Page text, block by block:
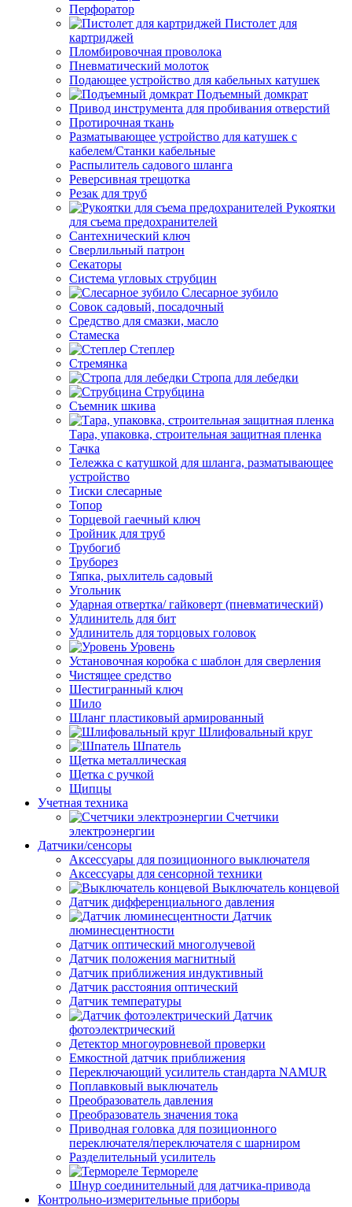
Перфоратор
Пистолет для
картриджей
Пломбировочная проволока
Пневматический молоток
Подающее устройство для кабельных катушек
Подъемный домкрат
Привод инструмента для пробивания отверстий
Протирочная ткань
Разматывающее устройство для катушек с
кабелем/Станки кабельные
Распылитель садового шланга
Реверсивная трещотка
Резак для труб
Рукоятки
для съема предохранителей
Сантехнический ключ
Сверлильный патрон
Секаторы
Система угловых струбцин
Слесарное зубило
Совок садовый, посадочный
Средство для смазки, масло
Стамеска
Степлер
Стремянка
Стропа для лебедки
Струбцина
Съемник шкива
Тара, упаковка, строительная защитная пленка
Тачка
Тележка с катушкой для шланга, разматывающее
устройство
Тиски слесарные
Топор
Торцевой гаечный ключ
Тройник для труб
Трубогиб
Труборез
Тяпка, рыхлитель садовый
Угольник
Ударная отвертка/ гайковерт (пневматический)
Удлинитель для бит
Удлинитель для торцовых головок
Уровень
Установочная коробка с шаблон для сверления
Чистящее средство
Шестигранный ключ
Шило
Шланг пластиковый армированный
Шлифовальный круг
Шпатель
Щетка металлическая
Щетка с ручкой
Щипцы
Учетная техника
Счетчики
электроэнергии
Датчики/сенсоры
Аксессуары для позиционного выключателя
Аксессуары для сенсорной техники
Выключатель концевой
Датчик дифференциального давления
Датчик
люминесцентности
Датчик оптический многолучевой
Датчик положения магнитный
Датчик приближения индуктивный
Датчик расстояния оптический
Датчик температуры
Датчик
фотоэлектрический
Детектор многоуровневой проверки
Емкостной датчик приближения
Переключающий усилитель стандарта NAMUR
Поплавковый выключатель
Преобразователь давления
Преобразователь значения тока
Приводная головка для позиционного
переключателя/переключателя с шарниром
Разделительный усилитель
Термореле
Шнур соединительный для датчика-привода
Контрольно-измерительные приборы